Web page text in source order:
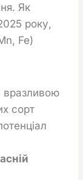
Як
року,
Fe)
вразливою
сорт